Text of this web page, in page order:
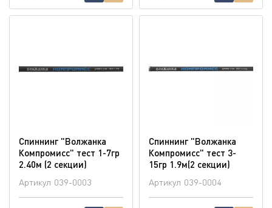
Спиннинг "Волжанка
Компромисс" тест 1-7гр
2.40м (2 секции)
Артикул 039-0003
Спиннинг "Волжанка
Компромисс" тест 3-
15гр 1.9м(2 секции)
Артикул 039-0004